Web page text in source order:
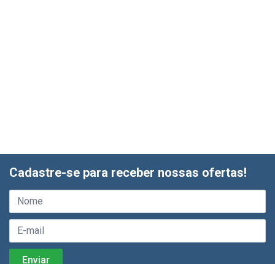
Cadastre-se para receber nossas ofertas!